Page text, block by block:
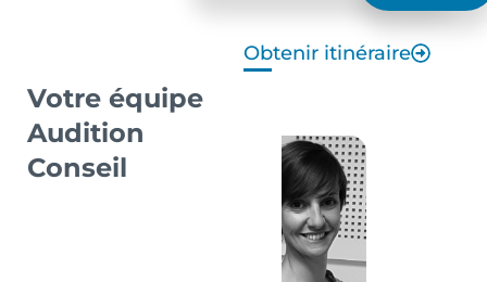
Obtenir itinéraire
Votre équipe
Audition
Conseil